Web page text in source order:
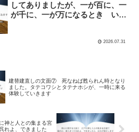
してありましたが、一が百に、一
が千に、一が万になるとき いよ
2026.07.31
建替建直しの文面⑦ 死なねば甦られん時となり
ました。タテコワシとタテナホシが、一時に来る
体験していきます
神と人との集まる宮
れよ、できました